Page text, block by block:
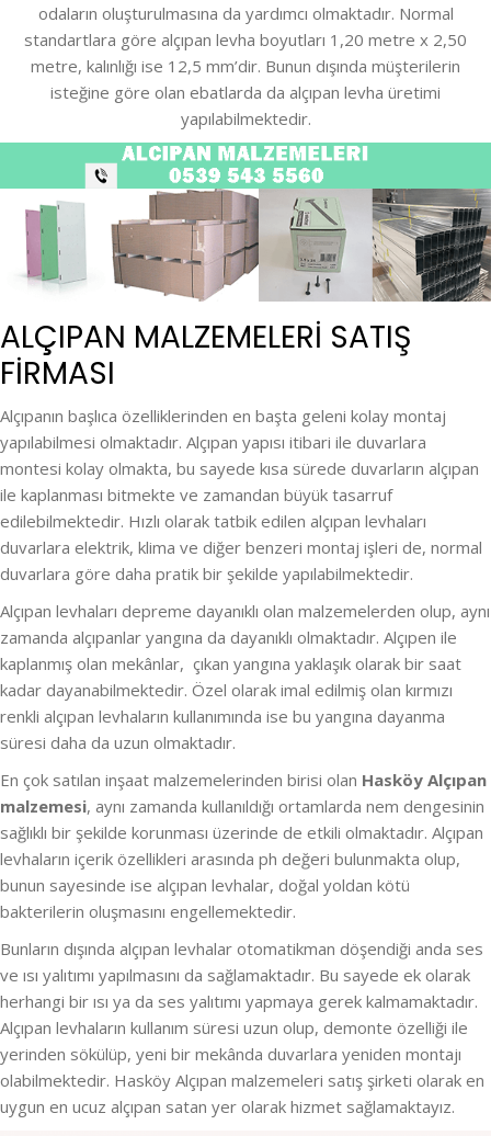
odaların oluşturulmasına da yardımcı olmaktadır. Normal
standartlara göre alçıpan levha boyutları 1,20 metre x 2,50
metre, kalınlığı ise 12,5 mm’dir. Bunun dışında müşterilerin
isteğine göre olan ebatlarda da alçıpan levha üretimi
yapılabilmektedir.
ALÇIPAN MALZEMELERI SATIŞ
FİRMASI
Alçıpanın başlıca özelliklerinden en başta geleni kolay montaj
yapılabilmesi olmaktadır. Alçıpan yapısı itibari ile duvarlara
montesi kolay olmakta, bu sayede kısa sürede duvarların alçıpan
ile kaplanması bitmekte ve zamandan büyük tasarruf
edilebilmektedir. Hızlı olarak tatbik edilen alçıpan levhaları
duvarlara elektrik, klima ve diğer benzeri montaj işleri de, normal
duvarlara göre daha pratik bir şekilde yapılabilmektedir.
Alçıpan levhaları depreme dayanıklı olan malzemelerden olup, aynı
zamanda alçıpanlar yangına da dayanıklı olmaktadır. Alçıpen ile
kaplanmış olan mekânlar, çıkan yangına yaklaşık olarak bir saat
kadar dayanabilmektedir. Özel olarak imal edilmiş olan kırmızı
renkli alçıpan levhaların kullanımında ise bu yangına dayanma
süresi daha da uzun olmaktadır.
En çok satılan inşaat malzemelerinden birisi olan Hasköy Alçıpan
malzemesi, aynı zamanda kullanıldığı ortamlarda nem dengesinin
sağlıklı bir şekilde korunması üzerinde de etkili olmaktadır. Alçıpan
levhaların içerik özellikleri arasında ph değeri bulunmakta olup,
bunun sayesinde ise alçıpan levhalar, doğal yoldan kötü
bakterilerin oluşmasını engellemektedir.
Bunların dışında alçıpan levhalar otomatikman döşendiği anda ses
ve ısı yalıtımı yapılmasını da sağlamaktadır. Bu sayede ek olarak
herhangi bir ısı ya da ses yalıtımı yapmaya gerek kalmamaktadır.
Alçıpan levhaların kullanım süresi uzun olup, demonte özelliği ile
yerinden sökülüp, yeni bir mekânda duvarlara yeniden montajı
olabilmektedir. Hasköy Alçıpan malzemeleri satış şirketi olarak en
uygun en ucuz alçıpan satan yer olarak hizmet sağlamaktayız.